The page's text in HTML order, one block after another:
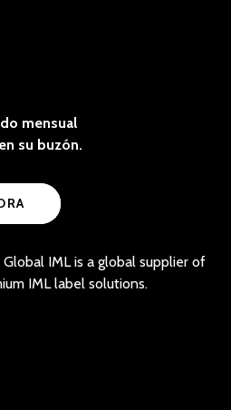
mensual
su buzón.
Global IML is a global supplier of
IML label solutions.